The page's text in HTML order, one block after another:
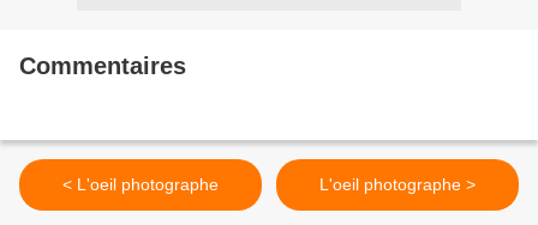
Commentaires
< L'oeil photographe L'oeil photographe >